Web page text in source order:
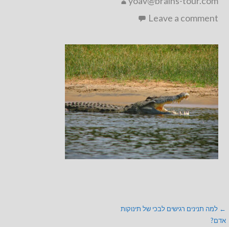
Leave a comment
ניווט
← למה תנינים רגישים לבכי של תינוקות
אדם?